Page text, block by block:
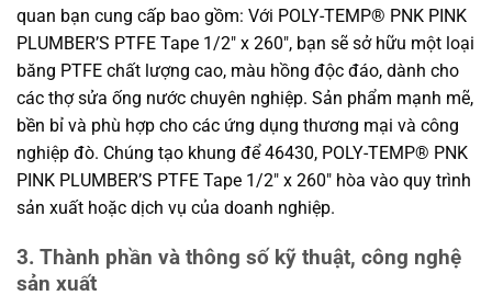
quan bạn cung cấp bao gồm: Với POLY-TEMP® PNK PINK
PLUMBER’S PTFE Tape 1/2″ x 260″, bạn sẽ sở hữu một loại
băng PTFE chất lượng cao, màu hồng độc đáo, dành cho
các thợ sửa ống nước chuyên nghiệp. Sản phẩm mạnh mẽ,
bền bỉ và phù hợp cho các ứng dụng thương mại và công
nghiệp đò. Chúng tạo khung để 46430, POLY-TEMP® PNK
PINK PLUMBER’S PTFE Tape 1/2″ x 260″ hòa vào quy trình
sản xuất hoặc dịch vụ của doanh nghiệp.
3. Thành phần và thông số kỹ thuật, công nghệ
sản xuất